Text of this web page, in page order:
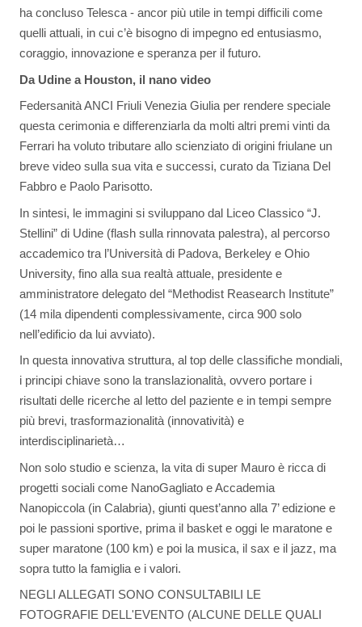
ha concluso Telesca - ancor più utile in tempi difficili come
quelli attuali, in cui c’è bisogno di impegno ed entusiasmo,
coraggio, innovazione e speranza per il futuro.
Da Udine a Houston, il nano video
Federsanità ANCI Friuli Venezia Giulia per rendere speciale
questa cerimonia e differenziarla da molti altri premi vinti da
Ferrari ha voluto tributare allo scienziato di origini friulane un
breve video sulla sua vita e successi, curato da Tiziana Del
Fabbro e Paolo Parisotto.
In sintesi, le immagini si sviluppano dal Liceo Classico “J.
Stellini” di Udine (flash sulla rinnovata palestra), al percorso
accademico tra l’Università di Padova, Berkeley e Ohio
University, fino alla sua realtà attuale, presidente e
amministratore delegato del “Methodist Reasearch Institute”
(14 mila dipendenti complessivamente, circa 900 solo
nell’edificio da lui avviato).
In questa innovativa struttura, al top delle classifiche mondiali,
i principi chiave sono la translazionalità, ovvero portare i
risultati delle ricerche al letto del paziente e in tempi sempre
più brevi, trasformazionalità (innovatività) e
interdisciplinarietà…
Non solo studio e scienza, la vita di super Mauro è ricca di
progetti sociali come NanoGagliato e Accademia
Nanopiccola (in Calabria), giunti quest’anno alla 7’ edizione e
poi le passioni sportive, prima il basket e oggi le maratone e
super maratone (100 km) e poi la musica, il sax e il jazz, ma
sopra tutto la famiglia e i valori.
NEGLI ALLEGATI SONO CONSULTABILI LE
FOTOGRAFIE DELL'EVENTO (ALCUNE DELLE QUALI